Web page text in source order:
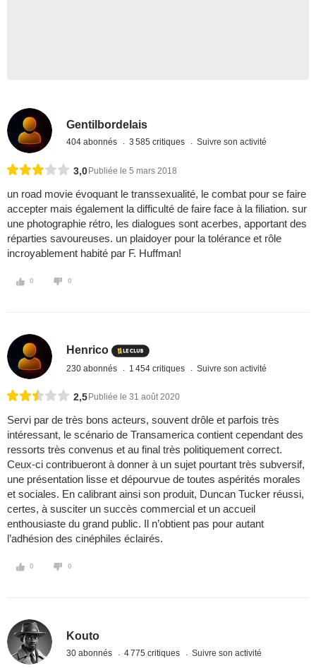
Gentilbordelais
404 abonnés 3 585 critiques Suivre son activité
3,0 Publiée le 5 mars 2018
un road movie évoquant le transsexualité, le combat pour se faire
accepter mais également la difficulté de faire face à la filiation. sur
une photographie rétro, les dialogues sont acerbes, apportant des
réparties savoureuses. un plaidoyer pour la tolérance et rôle
incroyablement habité par F. Huffman!
0 0
Henrico
230 abonnés 1 454 critiques Suivre son activité
2,5 Publiée le 31 août 2020
Servi par de très bons acteurs, souvent drôle et parfois très
intéressant, le scénario de Transamerica contient cependant des
ressorts très convenus et au final très politiquement correct.
Ceux-ci contribueront à donner à un sujet pourtant très subversif,
une présentation lisse et dépourvue de toutes aspérités morales
et sociales. En calibrant ainsi son produit, Duncan Tucker réussi,
certes, à susciter un succès commercial et un accueil
enthousiaste du grand public. Il n’obtient pas pour autant
l’adhésion des cinéphiles éclairés.
0 0
Kouto
30 abonnés 4 775 critiques Suivre son activité